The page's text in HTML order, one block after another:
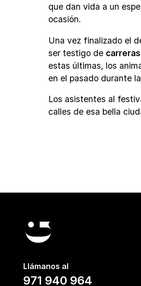
que dan vida a un
ocasión.
Una vez finalizado el
ser testigo de
estas últimas, los
en el pasado durante
Los asistentes al
calles de esa bella
Llámanos al
971 940 964